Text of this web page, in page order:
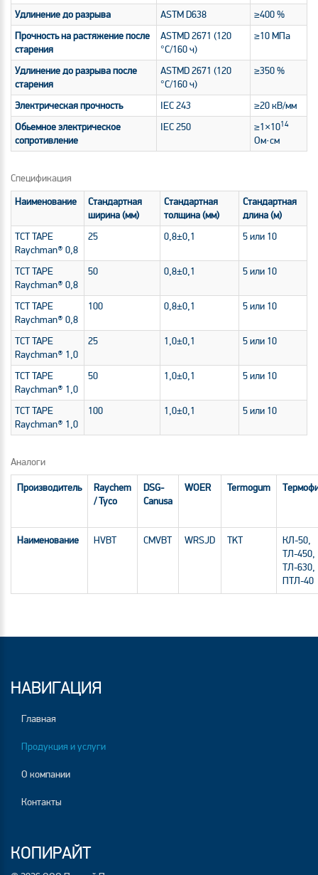
Удлинение до разрыва
ASTM D638
≥400 %
Прочность на растяжение после
старения
ASTMD 2671 (120
°C/160 ч)
≥10 МПа
Удлинение до разрыва после
старения
ASTMD 2671 (120
°C/160 ч)
≥350 %
Электрическая прочность IEC 243
≥20 кВ/мм
Обьемное электрическое
сопротивление
IEC 250 ≥1×1014
Ом·см
Спецификация
Наименование
Стандартная
ширина (мм)
Стандартная
толщина (мм)
Стандартная
длина (м)
TCT TAPE
Raychman® 0,8
25 0,8±0,1 5 или 10
TCT TAPE
Raychman® 0,8
50 0,8±0,1 5 или 10
TCT TAPE
Raychman® 0,8
100 0,8±0,1 5 или 10
TCT TAPE
Raychman® 1,0
25 1,0±0,1 5 или 10
TCT TAPE
Raychman® 1,0
50 1,0±0,1 5 или 10
TCT TAPE
Raychman® 1,0
100 1,0±0,1 5 или 10
Аналоги
Производитель
Raychem
/ Tyco
DSG-
Canusa
WOER Termogum
Наименование HVBT CMVBT WRSJD TKT
КЛ-50,
ТЛ-450,
ТЛ-630,
ПТЛ-40
НАВИГАЦИЯ
Главная
Продукция и услуги
О компании
Контакты
КОПИРАЙТ